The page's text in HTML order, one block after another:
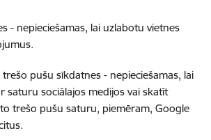
- nepieciešamas, lai uzlabotu vietnes
pušu sīkdatnes - nepieciešamas, lai
saturu sociālajos medijos vai skatīt
trešo pušu saturu, piemēram, Google